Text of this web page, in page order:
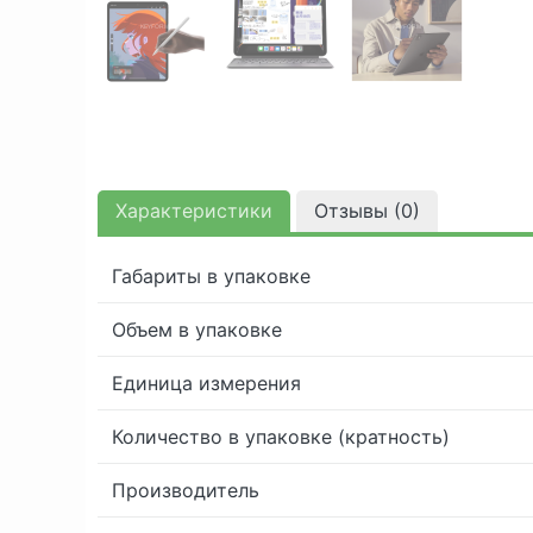
Характеристики Отзывы (0)
Габариты в упаковке
Объем в упаковке
Единица измерения
Количество в упаковке (кратность)
Производитель